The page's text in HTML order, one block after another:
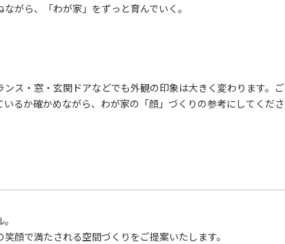
がら、「わが家」をずっと育んでいく。
ス・窓・玄関ドアなどでも外観の印象は大きく変わります。ご
るか確かめながら、わが家の「顔」づくりの参考にしてくださ
顔で満たされる空間づくりをご提案いたします。